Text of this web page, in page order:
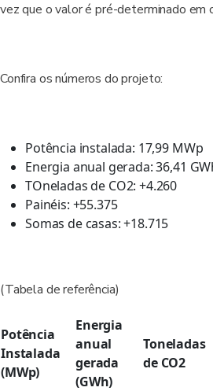
vez que o valor é pré-determinado em
Confira os números do projeto:
Potência instalada: 17,99 MWp
Energia anual gerada: 36,41
TOneladas de CO2: +4.260
Painéis: +55.375
Somas de casas: +18.715
(Tabela de referência)
Potência
Instalada
(MWp)
Energia
anual
gerada
(GWh)
Toneladas
de CO2